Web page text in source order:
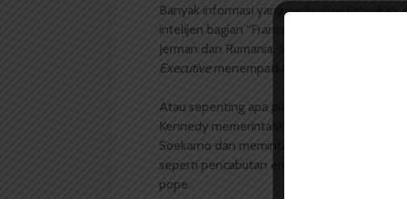
Banyak informasi yang perlu
intelijen bagian “France” padahal ia
Jerman dan Rumania. Kenapa Maurice
Executivemenempatkannya ke Perancis?
Atau sepenting apa pilot-tentara bayaran
Kennedy memerintahkan Jaksa Agung
Soekarno dan meminta pembebasan Pope.
seperti pencabutan embargo senjata
pope.